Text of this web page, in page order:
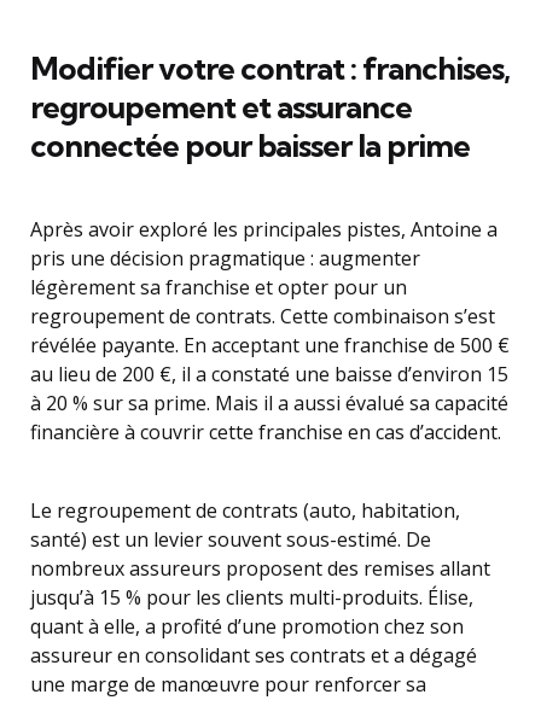
Modifier votre contrat : franchises,
regroupement et assurance
connectée pour baisser la prime
Après avoir exploré les principales pistes, Antoine a
pris une décision pragmatique : augmenter
légèrement sa franchise et opter pour un
regroupement de contrats. Cette combinaison s’est
révélée payante. En acceptant une franchise de 500 €
au lieu de 200 €, il a constaté une baisse d’environ 15
à 20 % sur sa prime. Mais il a aussi évalué sa capacité
financière à couvrir cette franchise en cas d’accident.
Le regroupement de contrats (auto, habitation,
santé) est un levier souvent sous-estimé. De
nombreux assureurs proposent des remises allant
jusqu’à 15 % pour les clients multi-produits. Élise,
quant à elle, a profité d’une promotion chez son
assureur en consolidant ses contrats et a dégagé
une marge de manœuvre pour renforcer sa